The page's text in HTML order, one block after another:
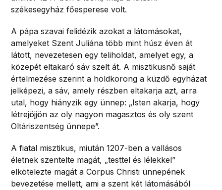
székesegyház főesperese volt.
A pápa szavai felidézik azokat a látomásokat,
amelyeket Szent Juliána több mint húsz éven át
látott, nevezetesen egy teliholdat, amelyet egy, a
közepét eltakaró sáv szelt át. A misztikusnő saját
értelmezése szerint a holdkorong a küzdő egyházat
jelképezi, a sáv, amely részben eltakarja azt, arra
utal, hogy hiányzik egy ünnep: „Isten akarja, hogy
létrejöjjön az oly nagyon magasztos és oly szent
Oltáriszentség ünnepe”.
A fiatal misztikus, miután 1207-ben a vallásos
életnek szentelte magát, „testtel és lélekkel”
elkötelezte magát a Corpus Christi ünnepének
bevezetése mellett, ami a szent két látomásából